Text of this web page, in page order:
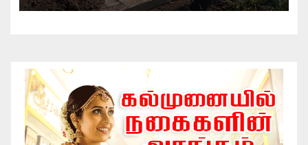
இணைந்து விசேட தூய்மைப் பணி.